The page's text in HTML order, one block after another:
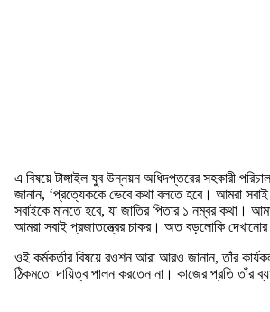
এ বিষয়ে টাঙ্গাইল যুব উন্নয়ন অধিদপ্তরের সহকারী
জানান, ‘প্রত্যেককে ভেবে কথা বলতে হবে। আমরা সবাই
সবাইকে মানতে হবে, যা জাতির পিতার ১ নম্বর কথা।
আমরা সবাই প্রজাতন্ত্রের চাকর। অত বড়লোকি
ওই কর্মকর্তার বিষয়ে রওশন আরা আরও জানান, তাঁর
ঠিকমতো দায়িত্ব পালন করতেন না। কাজের প্রতি তাঁর